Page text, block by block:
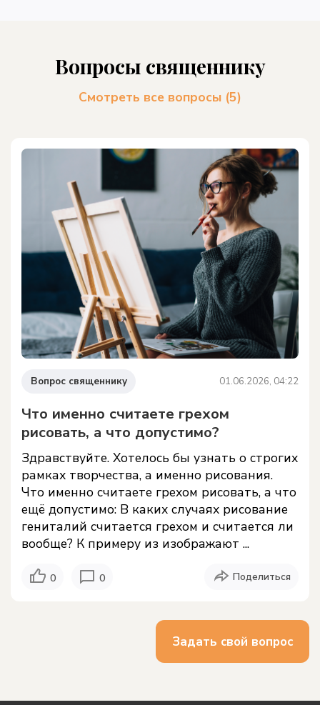
Вопросы священнику
Смотреть все вопросы (5)
Вопрос священнику 01.06.2026, 04:22
Что именно считаете грехом
рисовать, а что допустимо?
Здравствуйте. Хотелось бы узнать о строгих
рамках творчества, а именно рисования.
Что именно считаете грехом рисовать, а что
ещё допустимо: В каких случаях рисование
гениталий считается грехом и считается ли
вообще? К примеру из изображают ...
0 0 Поделиться
Задать свой вопрос